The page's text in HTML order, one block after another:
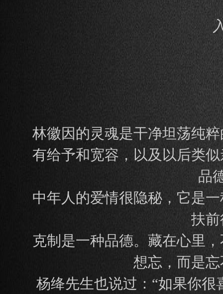
林徽因的灵魂是干净坦荡纯
有给予和宽容，以及以后类
品
中年人的爱情很隐秘，它是
扶
克制是一种品德。藏在心里
想忘，而是
杨绛先生也说过：“如果你